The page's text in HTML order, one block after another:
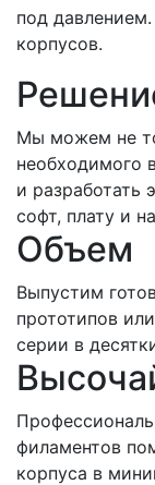
под
корпусов.
Мы можем не
необходимого
и разработать
софт, плату и
Объем
Выпустим
прототипов
серии в
филаментов
корпуса в